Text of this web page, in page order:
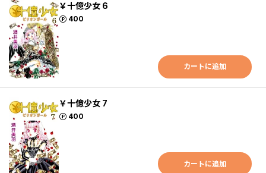
￥十億少女 6
400
ポイント
カートに追加
￥十億少女 7
400
ポイント
カートに追加